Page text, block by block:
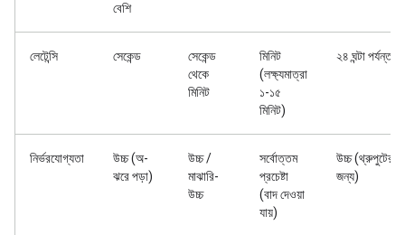
বেশি
লেটেন্সি সেকেন্ড
সেকেন্ড
থেকে
মিনিট
মিনিট
(লক্ষ্যমাত্রা
১-১৫
মিনিট)
২৪ ঘন্টা পর্যন্ত
নির্ভরযোগ্যতা
উচ্চ (অ-
ঝরে পড়া)
উচ্চ /
মাঝারি-
উচ্চ
সর্বোত্তম
প্রচেষ্টা
(বাদ দেওয়া
যায়)
উচ্চ (থ্রুপুটের
জন্য)